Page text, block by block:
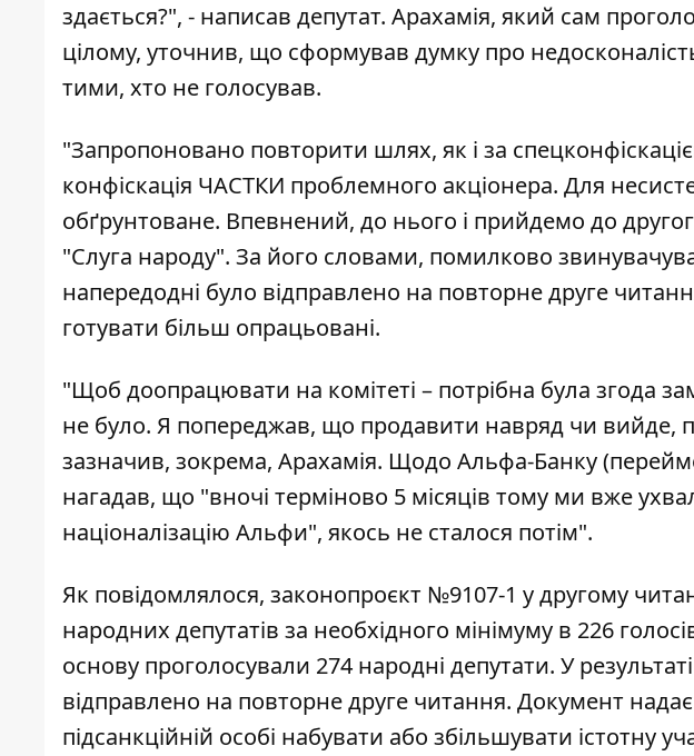
здається?", - написав депутат. Арахамія, який сам
цілому, уточнив, що сформував думку про
тими, хто не голосував.
"Запропоновано повторити шлях, як і за
конфіскація ЧАСТКИ проблемного акціонера. Для
обґрунтоване. Впевнений, до нього і прийдемо до
"Слуга народу". За його словами, помилково
напередодні було відправлено на повторне друге
готувати більш опрацьовані.
"Щоб доопрацювати на комітеті – потрібна була згода
не було. Я попереджав, що продавити навряд чи вийде,
зазначив, зокрема, Арахамія. Щодо Альфа-Банку
нагадав, що "вночі терміново 5 місяців тому ми вже
націоналізацію Альфи", якось не сталося потім".
Як повідомлялося, законопроєкт №9107-1 у другому
народних депутатів за необхідного мінімуму в 226
основу проголосували 274 народні депутати. У
відправлено на повторне друге читання. Документ
підсанкційній особі набувати або збільшувати істотну